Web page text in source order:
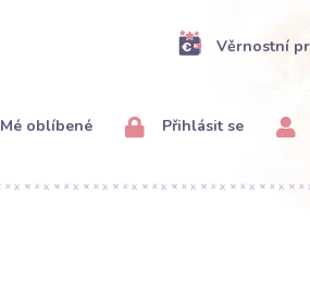
Věrnostní
Mé oblíbené Přihlásit se